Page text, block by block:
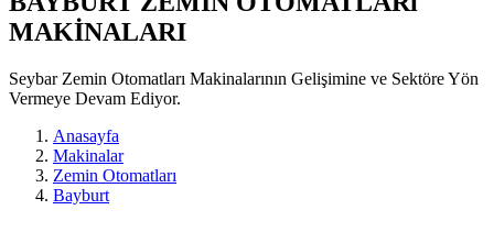
MAKİNALARI
Seybar Zemin Otomatları Makinalarının Gelişimine ve Sektöre Yön
Vermeye Devam Ediyor.
Anasayfa
Makinalar
Zemin Otomatları
Bayburt